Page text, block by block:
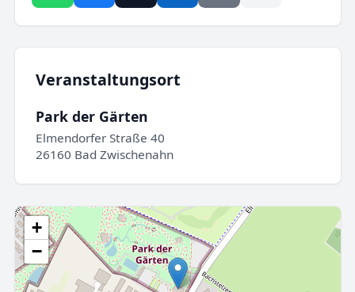
Veranstaltungsort
Park der Gärten
Elmendorfer Straße 40
26160 Bad Zwischenahn
+
−